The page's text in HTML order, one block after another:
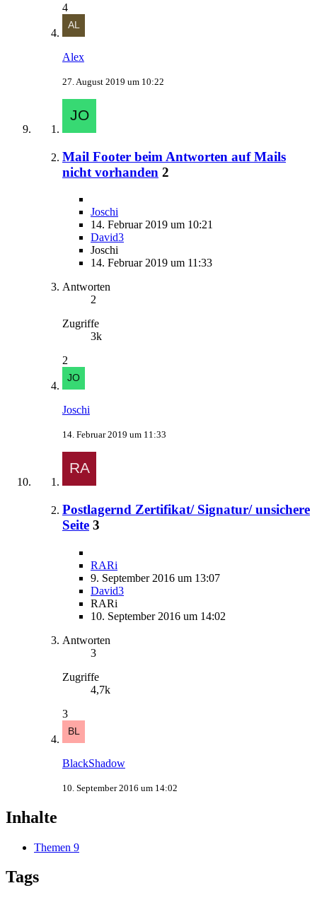
4
Alex
27. August 2019 um 10:22
Mail Footer beim Antworten auf Mails
nicht vorhanden 2
Joschi
14. Februar 2019 um 10:21
David3
Joschi
14. Februar 2019 um 11:33
Antworten
2
Zugriffe
3k
2
Joschi
14. Februar 2019 um 11:33
Postlagernd Zertifikat/ Signatur/ unsichere
Seite 3
RARi
9. September 2016 um 13:07
David3
RARi
10. September 2016 um 14:02
Antworten
3
Zugriffe
4,7k
3
BlackShadow
10. September 2016 um 14:02
Inhalte
Themen 9
Tags